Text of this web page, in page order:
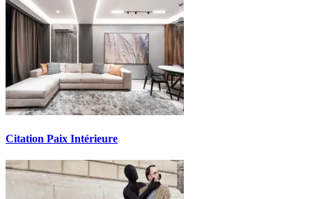
Citation Paix Intérieure